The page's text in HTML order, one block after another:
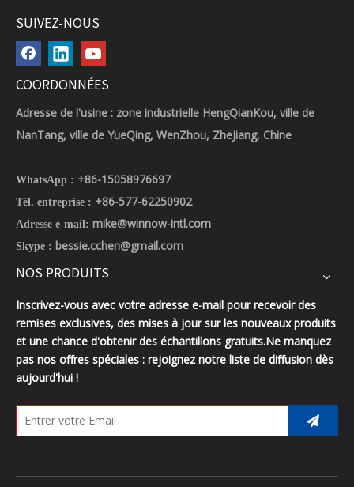
SUIVEZ-NOUS
COORDONNÉES
Adresse de l'usine : zone industrielle HengQianKou, ville de
NanTang, ville de YueQing, WenZhou, ZheJiang, Chine
WhatsApp : +86-15058976697
Tél. entreprise : +86-577-62250902
Adresse e-mail: mike@winnow-intl.com
Skype : bessie.cchen@gmail.com
NOS PRODUITS
Inscrivez-vous avec votre adresse e-mail pour recevoir des
remises exclusives, des mises à jour sur les nouveaux produits
et une chance d'obtenir des échantillons gratuits.Ne manquez
pas nos offres spéciales : rejoignez notre liste de diffusion dès
aujourd'hui !